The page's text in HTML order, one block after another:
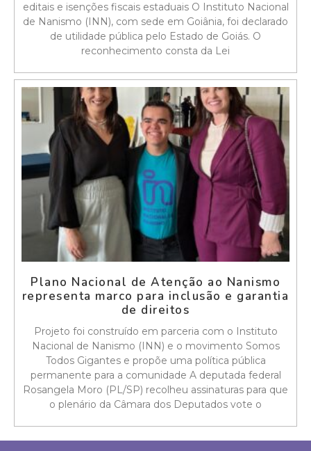
editais e isenções fiscais estaduais O Instituto Nacional
de Nanismo (INN), com sede em Goiânia, foi declarado
de utilidade pública pelo Estado de Goiás. O
reconhecimento consta da Lei
Plano Nacional de Atenção ao Nanismo
representa marco para inclusão e garantia
de direitos
Projeto foi construído em parceria com o Instituto
Nacional de Nanismo (INN) e o movimento Somos
Todos Gigantes e propõe uma política pública
permanente para a comunidade A deputada federal
Rosangela Moro (PL/SP) recolheu assinaturas para que
o plenário da Câmara dos Deputados vote o